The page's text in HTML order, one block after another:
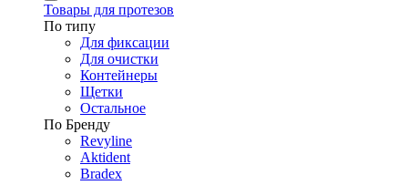
Товары для протезов
По типу
Для фиксации
Для очистки
Контейнеры
Щетки
Остальное
По Бренду
Revyline
Aktident
Bradex